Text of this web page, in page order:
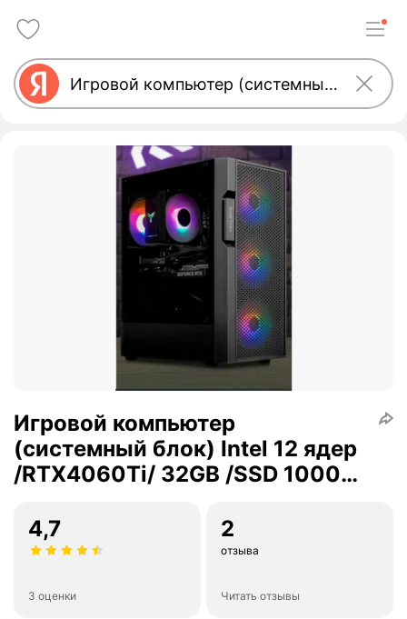
Игровой компьютер
(системный блок) Intel 12 ядер
/RTX4060Ti/ 32GB /SSD 1000Gb
4,7
3 оценки
2
отзыва
Читать отзывы